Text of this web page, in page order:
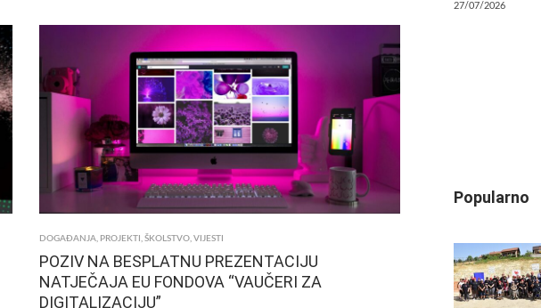
I
NEZAPOSLENIMA
S
PODRUČJA
GRADA
SVETE
NEDELJE
DOGAĐANJA, PROJEKTI,ŠKOLSTVO,VIJESTI
POZIV NA BESPLATNU PREZENTACIJU
NATJEČAJA EU FONDOVA “VAUČERI ZA
DIGITALIZACIJU”
27/07/2026
Popularno